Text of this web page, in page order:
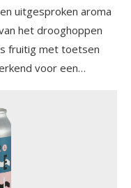
uitgesproken aroma
het drooghoppen
fruitig met toetsen
voor een
is zacht en
en droog.